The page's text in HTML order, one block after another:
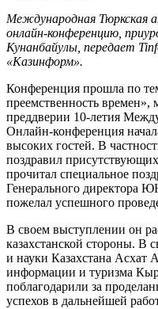
Международная Тюркская
онлайн-конференцию,
Кунанбайулы, передает
«Казинформ».
Конференция прошла по
преемственность времен»,
преддверии 10-летия
Онлайн-конференция
высоких гостей. В
поздравил
прочитал специальное
Генерального
пожелал успешного
В своем выступлении он
казахстанской стороны. В
и науки Казахстана Асхат
информации и туризма
поблагодарили за
успехов в дальнейшей